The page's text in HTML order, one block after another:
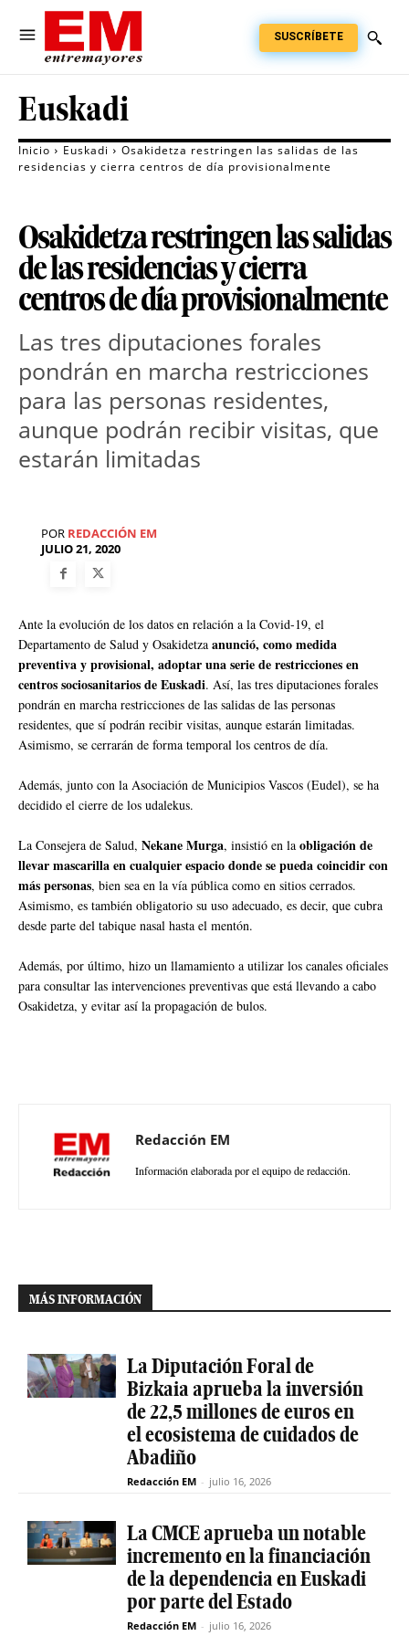
SUSCRÍBETE
Euskadi
Inicio Euskadi
Osakidetza restringen las salidas de las
residencias y cierra centros de día provisionalmente
Osakidetza restringen las salidas
de las residencias y cierra
centros de día provisionalmente
Las tres diputaciones forales
pondrán en marcha restricciones
para las personas residentes,
aunque podrán recibir visitas, que
estarán limitadas
POR REDACCIÓN EM
JULIO 21, 2020
Ante la evolución de los datos en relación a la Covid-19, el
Departamento de Salud y Osakidetza anunció, como medida
preventiva y provisional, adoptar una serie de restricciones en
centros sociosanitarios de Euskadi. Así, las tres diputaciones forales
pondrán en marcha restricciones de las salidas de las personas
residentes, que sí podrán recibir visitas, aunque estarán limitadas.
Asimismo, se cerrarán de forma temporal los centros de día.
Además, junto con la Asociación de Municipios Vascos (Eudel), se ha
decidido el cierre de los udalekus.
La Consejera de Salud, Nekane Murga, insistió en la obligación de
llevar mascarilla en cualquier espacio donde se pueda coincidir con
más personas, bien sea en la vía pública como en sitios cerrados.
Asimismo, es también obligatorio su uso adecuado, es decir, que cubra
desde parte del tabique nasal hasta el mentón.
Además, por último, hizo un llamamiento a utilizar los canales oficiales
para consultar las intervenciones preventivas que está llevando a cabo
Osakidetza, y evitar así la propagación de bulos.
Redacción EM
Información elaborada por el equipo de redacción.
MÁS INFORMACIÓN
La Diputación Foral de
Bizkaia aprueba la inversión
de 22,5 millones de euros en
el ecosistema de cuidados de
Abadiño
Redacción EM - julio 16, 2026
La CMCE aprueba un notable
incremento en la financiación
de la dependencia en Euskadi
por parte del Estado
Redacción EM - julio 16, 2026